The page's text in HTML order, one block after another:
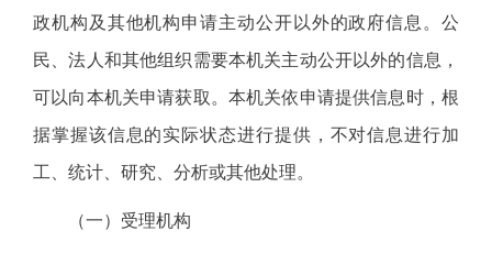
政机构及其他机构申请主动公开以外的政府信息。公
民、法人和其他组织需要本机关主动公开以外的信息，
可以向本机关申请获取。本机关依申请提供信息时，根
据掌握该信息的实际状态进行提供，不对信息进行加
工、统计、研究、分析或其他处理。
（一）受理机构